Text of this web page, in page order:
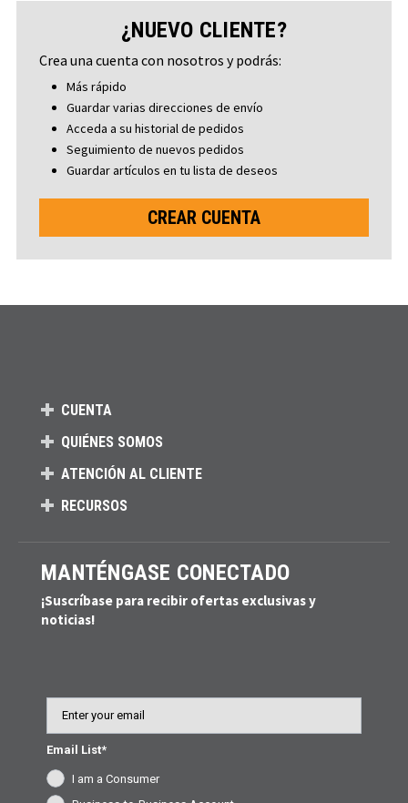
¿NUEVO CLIENTE?
Crea una cuenta con nosotros y podrás:
Más rápido
Guardar varias direcciones de envío
Acceda a su historial de pedidos
Seguimiento de nuevos pedidos
Guardar artículos en tu lista de deseos
CREAR CUENTA
CUENTA
QUIÉNES SOMOS
ATENCIÓN AL CLIENTE
RECURSOS
MANTÉNGASE CONECTADO
¡Suscríbase para recibir ofertas exclusivas y
noticias!
Email List*
I am a Consumer